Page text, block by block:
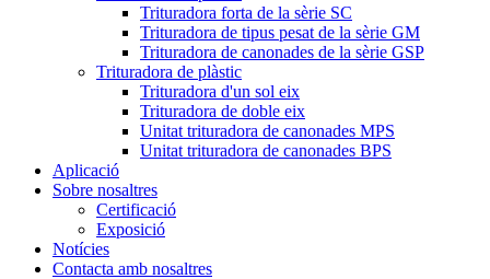
Trituradora forta de la sèrie SC
Trituradora de tipus pesat de la sèrie GM
Trituradora de canonades de la sèrie GSP
Trituradora de plàstic
Trituradora d'un sol eix
Trituradora de doble eix
Unitat trituradora de canonades MPS
Unitat trituradora de canonades BPS
Aplicació
Sobre nosaltres
Certificació
Exposició
Notícies
Contacta amb nosaltres